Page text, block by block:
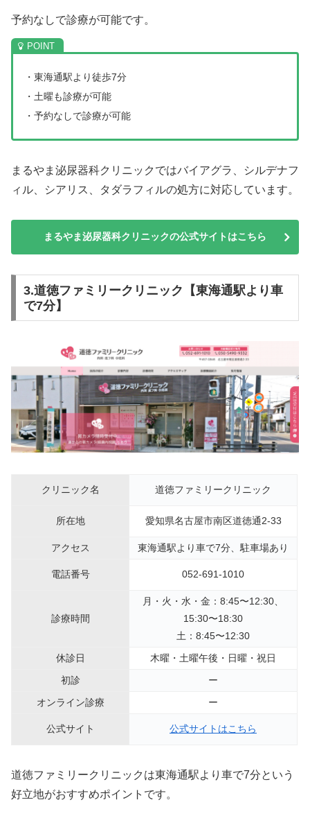
予約なしで診療が可能です。
・東海通駅より徒歩7分
・土曜も診療が可能
・予約なしで診療が可能
まるやま泌尿器科クリニックではバイアグラ、シルデナフ
ィル、シアリス、タダラフィルの処方に対応しています。
まるやま泌尿器科クリニックの公式サイトはこちら
3.道徳ファミリークリニック【東海通駅より車
で7分】
クリニック名 道徳ファミリークリニック
所在地 愛知県名古屋市南区道徳通2-33
アクセス 東海通駅より車で7分、駐車場あり
電話番号 052-691-1010
診療時間
月・火・水・金：8:45〜12:30、
15:30〜18:30
土：8:45〜12:30
休診日
木曜・土曜午後・日曜・祝日
初診
ー
オンライン診療
ー
公式サイト 公式サイトはこちら
道徳ファミリークリニックは東海通駅より車で7分という
好立地がおすすめポイントです。